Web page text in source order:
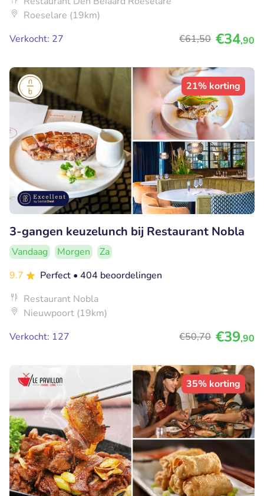
Roeselare (19km)
Verkocht: 27
€61,50 €34,90
21% korting
3-gangen keuzelunch bij Restaurant Nobla
Vandaag Morgen
Za
9.7
Perfect • 404 beoordelingen
Restaurant Nobla
Nieuwpoort (19km)
Verkocht: 127
€50,70 €39,90
35% korting